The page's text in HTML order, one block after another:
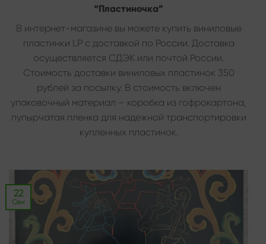
“Пластиночка”
В интернет-магазине вы можете купить виниловые
пластинки LP с доставкой по России. Доставка
осуществляется СДЭК или почтой России.
Стоимость доставки виниловых пластинок 350
рублей за посылку. В стоимость включен
упаковочный материал – коробка из гофрокартона,
пупырчатая пленка для надежной транспортировки
купленных пластинок.
22
Сен